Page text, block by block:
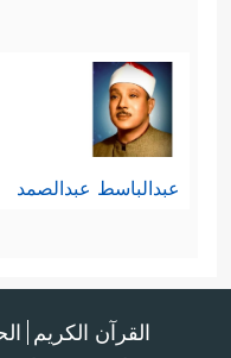
عبدالباسط عبدالصمد
القرآن الكريم